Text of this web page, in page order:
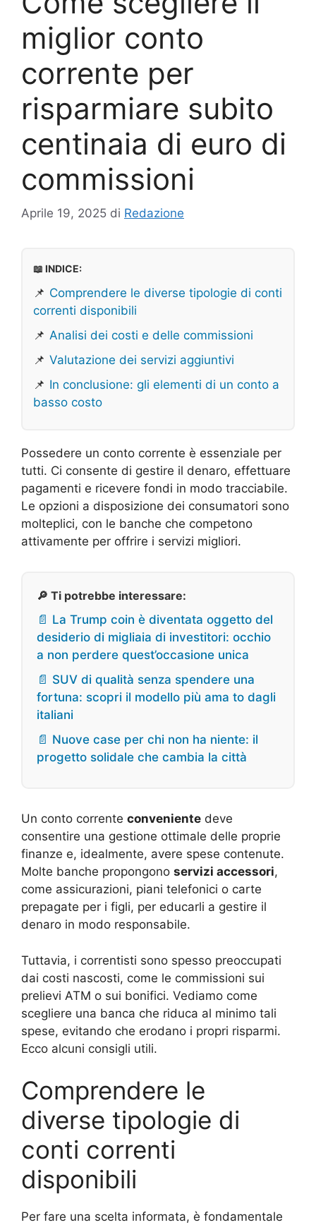
miglior conto
corrente per
risparmiare subito
centinaia di euro di
commissioni
Aprile 19, 2025 di Redazione
📖 INDICE:
📌 Comprendere le diverse tipologie di conti
correnti disponibili
📌 Analisi dei costi e delle commissioni
📌 Valutazione dei servizi aggiuntivi
📌 In conclusione: gli elementi di un conto a
basso costo
Possedere un conto corrente è essenziale per
tutti. Ci consente di gestire il denaro, effettuare
pagamenti e ricevere fondi in modo tracciabile.
Le opzioni a disposizione dei consumatori sono
molteplici, con le banche che competono
attivamente per offrire i servizi migliori.
🔎 Ti potrebbe interessare:
📄 La Trump coin è diventata oggetto del
desiderio di migliaia di investitori: occhio
a non perdere quest’occasione unica
📄 SUV di qualità senza spendere una
fortuna: scopri il modello più ama to dagli
italiani
📄 Nuove case per chi non ha niente: il
progetto solidale che cambia la città
Un conto corrente conveniente deve
consentire una gestione ottimale delle proprie
finanze e, idealmente, avere spese contenute.
Molte banche propongono servizi accessori,
come assicurazioni, piani telefonici o carte
prepagate per i figli, per educarli a gestire il
denaro in modo responsabile.
Tuttavia, i correntisti sono spesso preoccupati
dai costi nascosti, come le commissioni sui
prelievi ATM o sui bonifici. Vediamo come
scegliere una banca che riduca al minimo tali
spese, evitando che erodano i propri risparmi.
Ecco alcuni consigli utili.
Comprendere le
diverse tipologie di
conti correnti
disponibili
Per fare una scelta informata, è fondamentale